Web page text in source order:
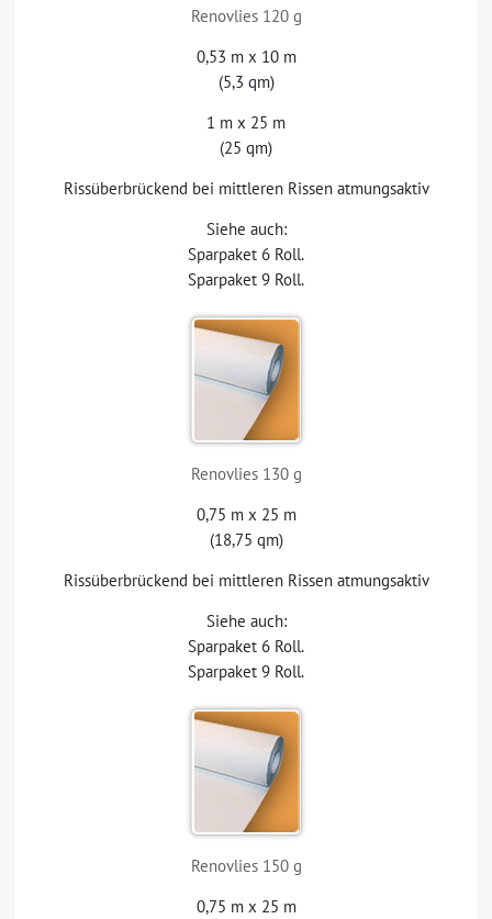
Renovlies 120 g
0,53 m x 10 m
(5,3 qm)
1 m x 25 m
(25 qm)
Rissüberbrückend bei mittleren Rissen atmungsaktiv
Siehe auch:
Sparpaket 6 Roll.
Sparpaket 9 Roll.
Renovlies 130 g
0,75 m x 25 m
(18,75 qm)
Rissüberbrückend bei mittleren Rissen atmungsaktiv
Siehe auch:
Sparpaket 6 Roll.
Sparpaket 9 Roll.
Renovlies 150 g
0,75 m x 25 m